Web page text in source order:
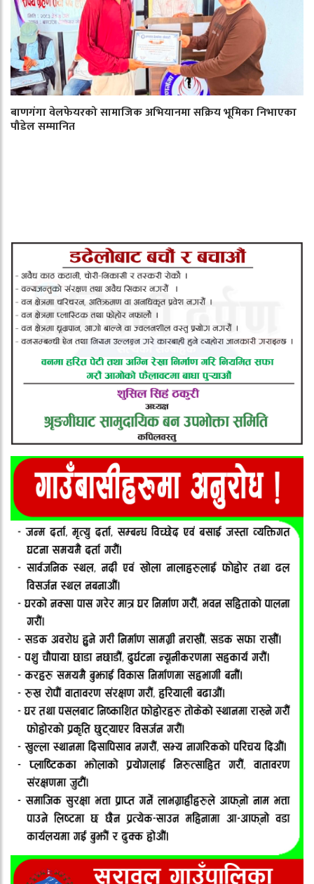
बाणगंगा वेलफेयरको सामाजिक अभियानमा सक्रिय भूमिका निभाएका
पौडेल सम्मानित